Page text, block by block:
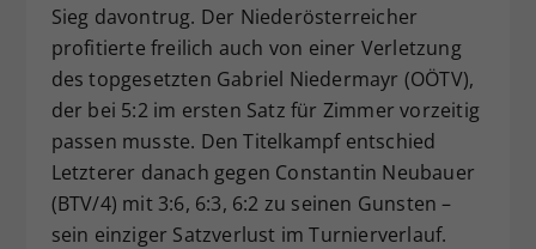
Sieg davontrug. Der Niederösterreicher
profitierte freilich auch von einer Verletzung
des topgesetzten Gabriel Niedermayr (OÖTV),
der bei 5:2 im ersten Satz für Zimmer vorzeitig
passen musste. Den Titelkampf entschied
Letzterer danach gegen Constantin Neubauer
(BTV/4) mit 3:6, 6:3, 6:2 zu seinen Gunsten –
sein einziger Satzverlust im Turnierverlauf.